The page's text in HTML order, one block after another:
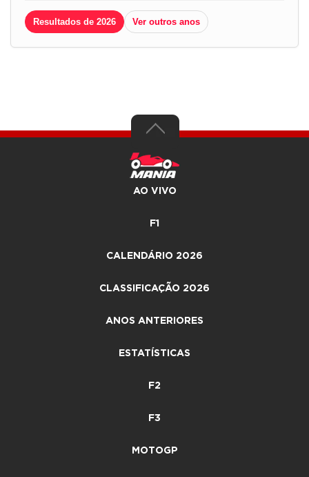
Resultados de 2026 Ver outros anos
AO VIVO
F1
CALENDÁRIO 2026
CLASSIFICAÇÃO 2026
ANOS ANTERIORES
ESTATÍSTICAS
F2
F3
MOTOGP